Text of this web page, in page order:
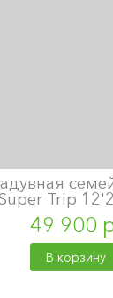
Trip
49 900
В корзину